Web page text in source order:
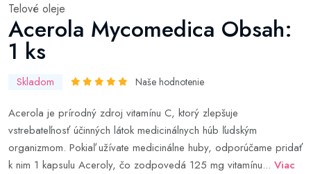
Telové oleje
Acerola Mycomedica Obsah:
1 ks
Skladom Naše hodnotenie
Acerola je prírodný zdroj vitamínu C, ktorý zlepšuje
vstrebateľnosť účinných látok medicinálnych húb ľudským
organizmom. Pokiaľ užívate medicinálne huby, odporúčame pridať
k nim 1 kapsulu Aceroly, čo zodpovedá 125 mg vitamínu... Viac